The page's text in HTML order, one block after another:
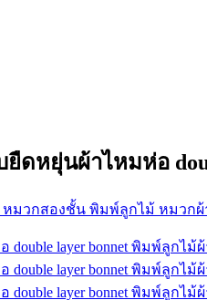
ดหยุ่นผ้าไหมห่อ